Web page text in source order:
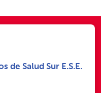
de Salud Sur E.S.E.